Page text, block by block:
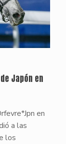
Japón en
en
a las
los